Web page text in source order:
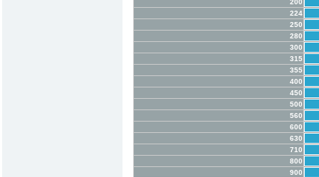
200
224
250
280
300
315
355
400
450
500
560
600
630
710
800
900